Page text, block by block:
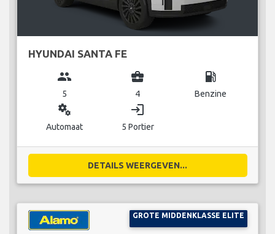
HYUNDAI SANTA FE
group
5
business_center
4
local_gas_station
Benzine
miscellaneous_services
Automaat
login
5 Portier
DETAILS WEERGEVEN...
GROTE MIDDENKLASSE ELITE